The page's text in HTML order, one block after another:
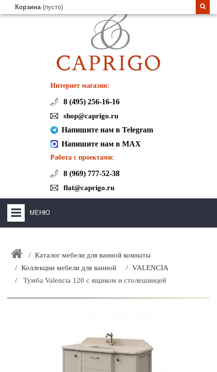
Корзина (пусто)
Интернет магазин:
8 (495) 256-16-16
shop@caprigo.ru
Напишите нам в Telegram
Напишите нам в MAX
Работа с проектами:
8 (969) 777-52-38
flat@caprigo.ru
МЕНЮ
ЗАКАЗАТЬ РАСЧЕТ КУХНИ CAPRIGO
+
Каталог мебели для ванной комнаты
Коллекции мебели для ванной
VALENCIA
Тумба Valencia 120 с ящиком и столешницей